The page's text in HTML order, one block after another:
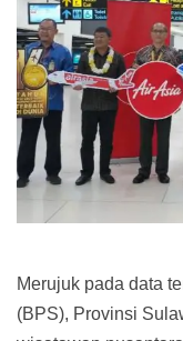
Merujuk pada data
(BPS), Provinsi